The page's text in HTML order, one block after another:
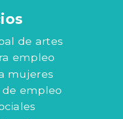
de artes
empleo
mujeres
empleo